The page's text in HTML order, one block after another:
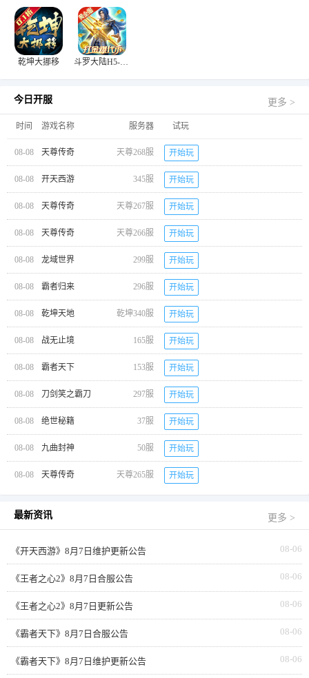
乾坤大挪移 斗罗大陆H5-极速黄金版
今日开服 更多 >
时间 游戏名称 服务器 试玩
08-08 天尊传奇 天尊268服 开始玩
08-08 开天西游 345服 开始玩
08-08 天尊传奇 天尊267服 开始玩
08-08 天尊传奇 天尊266服 开始玩
08-08 龙域世界 299服 开始玩
08-08 霸者归来 296服 开始玩
08-08 乾坤天地 乾坤340服 开始玩
08-08 战无止境 165服 开始玩
08-08 霸者天下 153服 开始玩
08-08 刀剑笑之霸刀 297服 开始玩
08-08 绝世秘籍 37服 开始玩
08-08 九曲封神 50服 开始玩
08-08 天尊传奇 天尊265服 开始玩
最新资讯 更多 >
08-06
《开天西游》8月7日维护更新公告
08-06
《王者之心2》8月7日合服公告
08-06
《王者之心2》8月7日更新公告
08-06
《霸者天下》8月7日合服公告
08-06
《霸者天下》8月7日维护更新公告